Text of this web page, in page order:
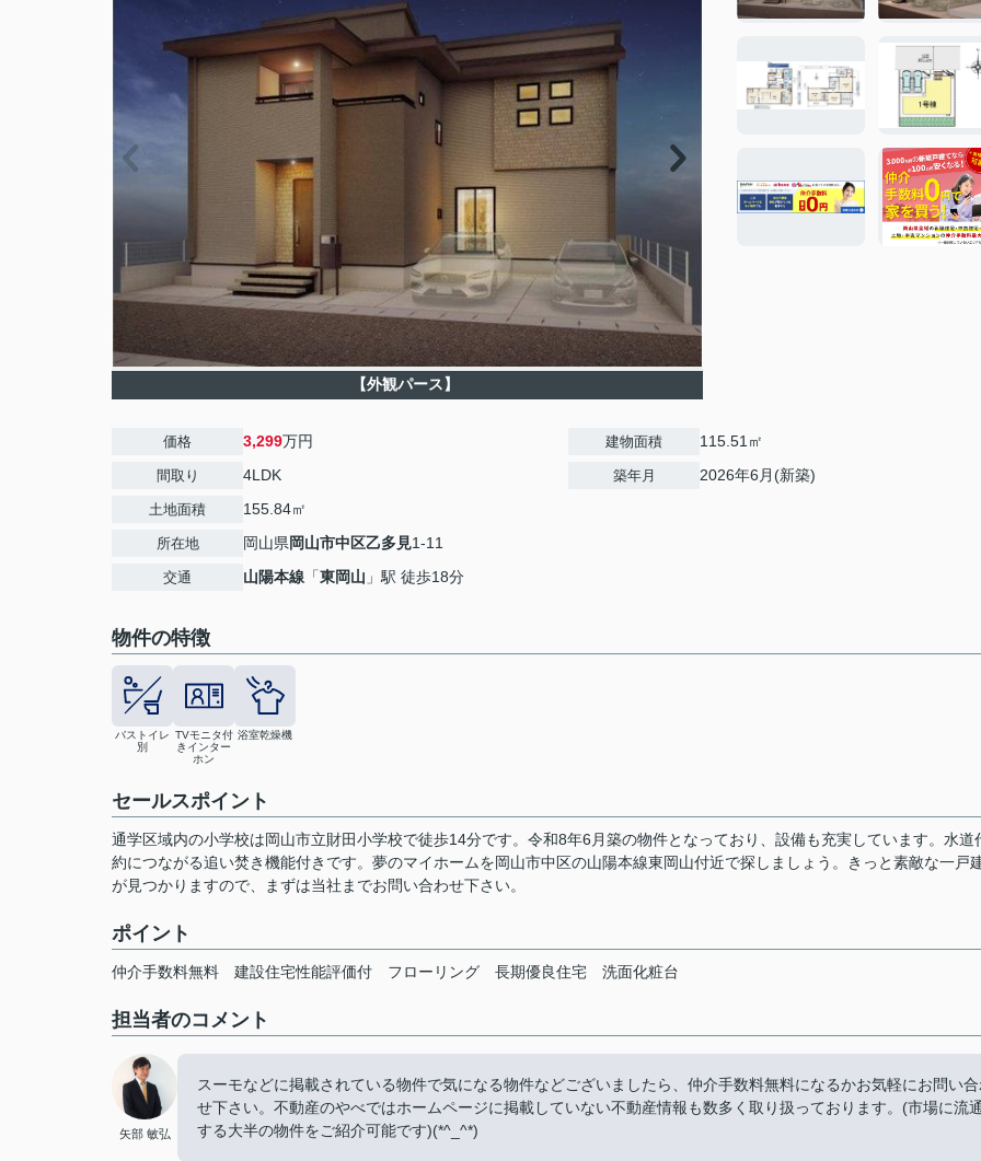
【外観パース】
価格 3,299万円
間取り 4LDK
土地面積 155.84㎡
所在地 岡山県岡山市中区乙多見1-11
交通 山陽本線 「東岡山 」駅 徒歩18分
建物面積 115.51㎡
築年月 2026年6月(新築)
物件の特徴
バストイレ
別
TVモニタ付
きインター
ホン
浴室乾燥機
セールスポイント
通学区域内の小学校は岡山市立財田小学校で徒歩14分です。令和8年6月築の物件となっており、設備も充実しています。水道
約につながる追い焚き機能付きです。夢のマイホームを岡山市中区の山陽本線東岡山付近で探しましょう。きっと素敵な一戸
が見つかりますので、まずは当社までお問い合わせ下さい。
ポイント
仲介手数料無料 建設住宅性能評価付 フローリング 長期優良住宅 洗面化粧台
担当者のコメント
矢部 敏弘
スーモなどに掲載されている物件で気になる物件などございましたら、仲介手数料無料になるかお気軽にお問い
せ下さい。不動産のやべではホームページに掲載していない不動産情報も数多く取り扱っております。(市場に流
する大半の物件をご紹介可能です)(*^_^*)